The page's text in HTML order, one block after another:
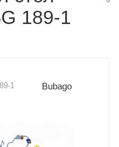
189-1
1 Bubago